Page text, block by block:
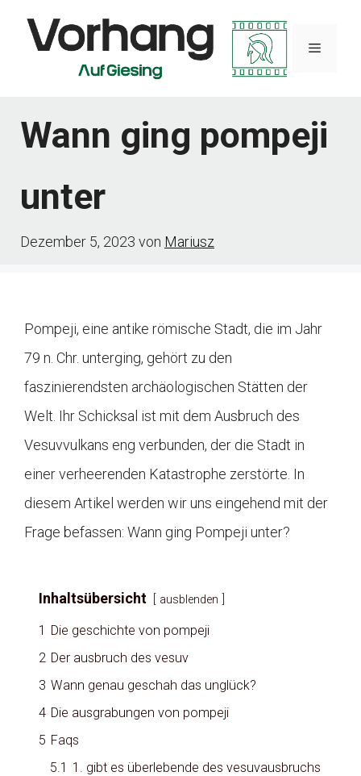
Menü
Wann ging pompeji
unter
Dezember 5, 2023 von Mariusz
Pompeji, eine antike römische Stadt, die im Jahr
79 n. Chr. unterging, gehört zu den
faszinierendsten archäologischen Stätten der
Welt. Ihr Schicksal ist mit dem Ausbruch des
Vesuvvulkans eng verbunden, der die Stadt in
einer verheerenden Katastrophe zerstörte. In
diesem Artikel werden wir uns eingehend mit der
Frage befassen: Wann ging Pompeji unter?
Inhaltsübersicht ausblenden
1 Die geschichte von pompeji
2 Der ausbruch des vesuv
3 Wann genau geschah das unglück?
4 Die ausgrabungen von pompeji
5 Faqs
5.1 1. gibt es überlebende des vesuvausbruchs